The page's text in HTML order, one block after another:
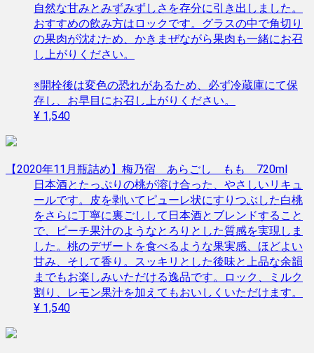
自然な甘みとみずみずしさを存分に引き出しました。
おすすめの飲み方はロックです。グラスの中で角切り
の果肉が沈むため、かきまぜながら果肉も一緒にお召
し上がりください。
※開栓後は変色の恐れがあるため、必ず冷蔵庫にて保
存し、お早目にお召し上がりください。
¥ 1,540
【2020年11月瓶詰め】梅乃宿 あらごし もも 720ml
日本酒とたっぷりの桃が溶け合った、やさしいリキュ
ールです。皮を剥いてピューレ状にすりつぶした白桃
をさらに丁寧に裏ごしして日本酒とブレンドすること
で、ピーチ果汁のようなとろりとした質感を実現しま
した。桃のデザートを食べるような果実感、ほどよい
甘み、そして香り。スッキリとした後味と上品な余韻
までもお楽しみいただける逸品です。ロック、ミルク
割り、レモン果汁を加えてもおいしくいただけます。
¥ 1,540